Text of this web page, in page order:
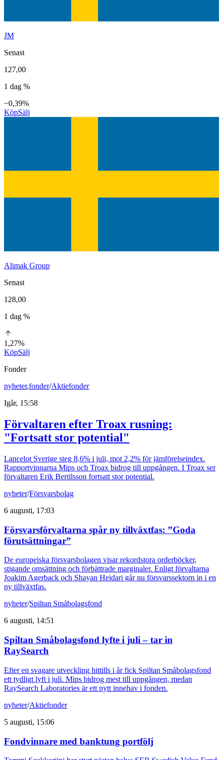
JM
Senast
127,00
1 dag %
−0,39%
KöpSälj
Alimak Group
Senast
128,00
1 dag %
1,27%
KöpSälj
Fonder
nyheter,fonder/Aktiefonder
Igår, 15:58
Förvaltaren efter Troax rusning:
"Fortsatt stor potential"
Lancelot Sverige steg 8,6% i juli, mot 2,2% för jämförelseindex.
Rapportvinnarna Mips och Troax bidrog till uppgången. I Troax ser
förvaltaren Erik Bertilsson fortsatt stor potential.
nyheter/Försvarsbolag
6 augusti, 17:03
Försvarsförvaltarna spår ny tillväxtfas: ”Goda
förutsättningar”
De europeiska försvarsbolagen visar rekordstora orderböcker,
stigande omsättning och förbättrade marginaler. Enligt förvaltarna
Joakim Agerback och Shayan Heidari går nu försvarssektorn in i en
ny tillväxtfas.
nyheter/Spiltan Småbolagsfond
6 augusti, 14:51
Spiltan Småbolagsfond lyfte i juli – tar in
RaySearch
Efter en svagare utveckling hittills i år fick Spiltan Småbolagsfond
ett tydligt lyft i juli. Mips bidrog mest till uppgången, medan
RaySearch Laboratories är ett nytt innehav i fonden.
nyheter/Aktiefonder
5 augusti, 15:06
Fondvinnare med banktung portfölj